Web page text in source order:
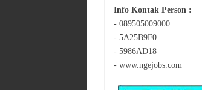
Info Kontak Person :
- 089505009000
- 5A25B9F0
- 5986AD18
- www.ngejobs.com